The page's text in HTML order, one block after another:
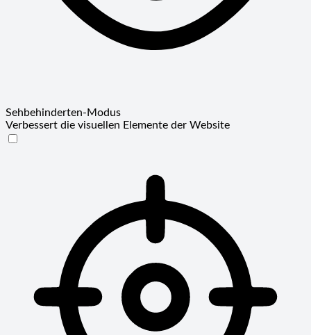
Sehbehinderten-Modus
Verbessert die visuellen Elemente der Website